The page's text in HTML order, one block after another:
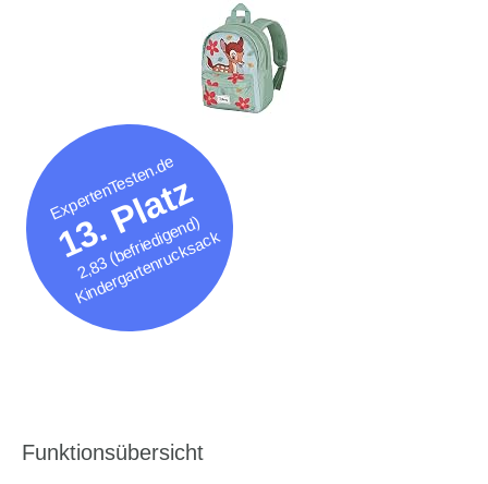
ExpertenTesten.de
13. Platz
2,83 (befriedigend)
Kindergartenrucksack
Funktionsübersicht